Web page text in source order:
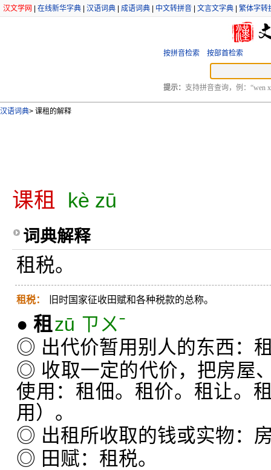
汉文学网 在线新华字典 汉语词典 成语词典 中文转拼音 文言文字典 繁体字转
按拼音检索 按部首检索
提示： 支持拼音查询，例：“wen
汉语词典> 课租的解释
课租 kè zū
词典解释
租税。
租税： 旧时国家征收田赋和各种税款的总称。
● 租zū ㄗㄨˉ
◎ 出代价暂用别人的东西：
◎ 收取一定的代价，把房屋
使用：租佃。租价。租让。
用）。
◎ 出租所收取的钱或实物：
◎ 田赋：租税。